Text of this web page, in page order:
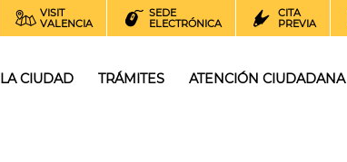
VISIT
VALENCIA
SEDE
ELECTRÓNICA
CITA
PREVIA
LA CIUDAD TRÁMITES ATENCIÓN CIUDADANA